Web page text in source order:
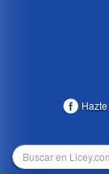
MULTIMEDIA